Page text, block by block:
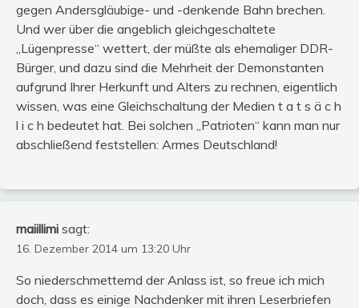
gegen Andersgläubige- und -denkende Bahn brechen.
Und wer über die angeblich gleichgeschaltete
„Lügenpresse“ wettert, der müßte als ehemaliger DDR-
Bürger, und dazu sind die Mehrheit der Demonstanten
aufgrund Ihrer Herkunft und Alters zu rechnen, eigentlich
wissen, was eine Gleichschaltung der Medien t a t s ä c h
l i c h bedeutet hat. Bei solchen „Patrioten“ kann man nur
abschließend feststellen: Armes Deutschland!
maiillimi sagt:
16. Dezember 2014 um 13:20 Uhr
So niederschmetternd der Anlass ist, so freue ich mich
doch, dass es einige Nachdenker mit ihren Leserbriefen